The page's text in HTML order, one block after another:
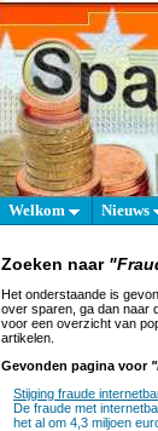
Welkom Nieuws
Zoeken naar
Het onderstaande is
over sparen, ga dan naar
voor een overzicht van
artikelen.
Gevonden pagina voor
Stijging fraude
De fraude met
het al om 4,3 miljoen